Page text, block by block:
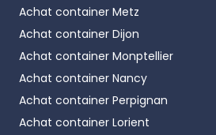
Achat container Metz
Achat container Dijon
Achat container Monptellier
Achat container Nancy
Achat container Perpignan
Achat container Lorient